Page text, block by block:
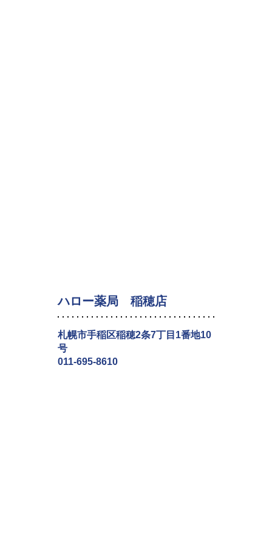
ハロー薬局 稲穂店
札幌市手稲区稲穂2条7丁目1番地10
号
011-695-8610